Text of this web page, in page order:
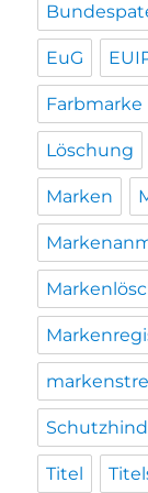
EuG
Farbmarke
Löschung
Marken
Titel